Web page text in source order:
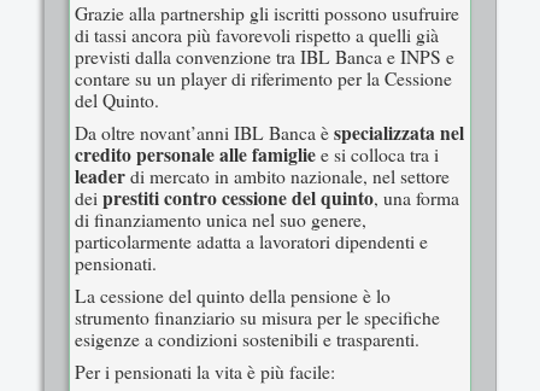
Grazie alla partnership gli iscritti possono usufruire
di tassi ancora più favorevoli rispetto a quelli già
previsti dalla convenzione tra IBL Banca e INPS e
contare su un player di riferimento per la Cessione
del Quinto.
Da oltre novant’anni IBL Banca è specializzata nel
credito personale alle famiglie e si colloca tra i
leader di mercato in ambito nazionale, nel settore
dei prestiti contro cessione del quinto, una forma
di finanziamento unica nel suo genere,
particolarmente adatta a lavoratori dipendenti e
pensionati.
La cessione del quinto della pensione è lo
strumento finanziario su misura per le specifiche
esigenze a condizioni sostenibili e trasparenti.
Per i pensionati la vita è più facile: